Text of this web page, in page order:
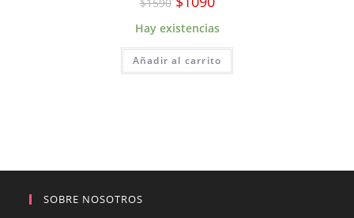
precio
original
era:
precio
es:
Hay existencias
Añadir al carrito
SOBRE NOSOTROS